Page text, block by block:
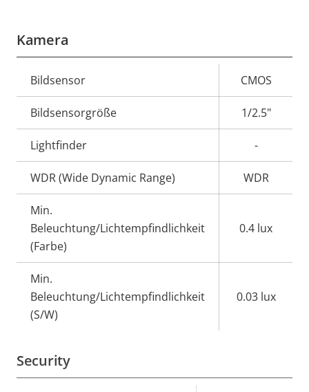
Kamera
Eigentumsbeschreibung Eigentumswert
Bildsensor CMOS
Bildsensorgröße 1/2.5"
Lightfinder -
WDR (Wide Dynamic Range) WDR
Min.
Beleuchtung/Lichtempfindlichkeit
(Farbe)
0.4 lux
Min.
Beleuchtung/Lichtempfindlichkeit
(S/W)
0.03 lux
Security